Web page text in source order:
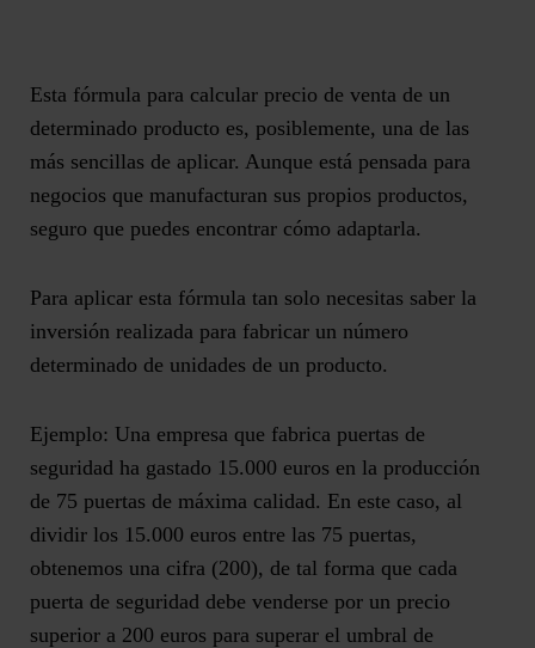
Esta fórmula para calcular precio de venta de un
determinado producto es, posiblemente, una de las
más sencillas de aplicar. Aunque está pensada para
negocios que manufacturan sus propios productos,
seguro que puedes encontrar cómo adaptarla.
Para aplicar esta fórmula tan solo necesitas saber la
inversión realizada para fabricar un número
determinado de unidades de un producto.
Ejemplo: Una empresa que fabrica puertas de
seguridad ha gastado 15.000 euros en la producción
de 75 puertas de máxima calidad. En este caso, al
dividir los 15.000 euros entre las 75 puertas,
obtenemos una cifra (200), de tal forma que cada
puerta de seguridad debe venderse por un precio
superior a 200 euros para superar el umbral de